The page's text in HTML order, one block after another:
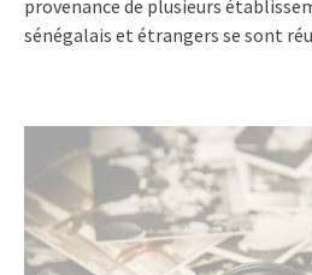
provenance de plusieurs
sénégalais et étrangers se sont